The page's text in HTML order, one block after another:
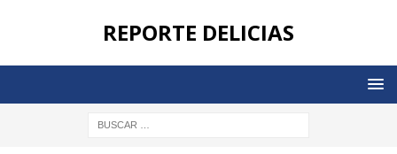
REPORTE DELICIAS